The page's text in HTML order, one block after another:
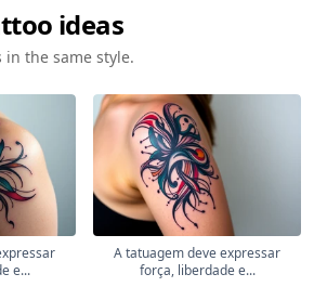
ideas
the same style.
e...
A tatuagem deve expressar
força, liberdade e...